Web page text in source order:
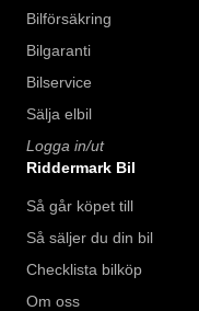
Bilförsäkring
Bilgaranti
Bilservice
Sälja elbil
Logga in/ut
Riddermark Bil
Så går köpet till
Så säljer du din bil
Checklista bilköp
Om oss